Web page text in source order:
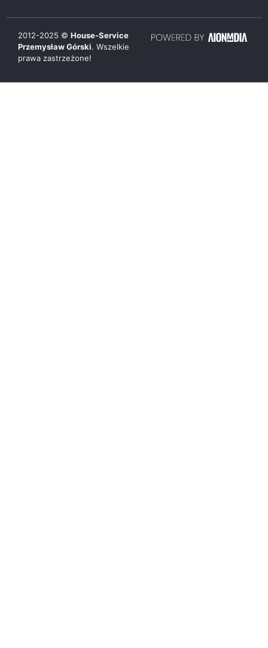
2012-2025 © House-Service
Przemysław Górski. Wszelkie
prawa zastrzeżone!